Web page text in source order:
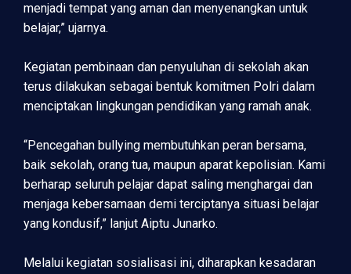
menjadi tempat yang aman dan menyenangkan untuk
belajar,” ujarnya.
Kegiatan pembinaan dan penyuluhan di sekolah akan
terus dilakukan sebagai bentuk komitmen Polri dalam
menciptakan lingkungan pendidikan yang ramah anak.
“Pencegahan bullying membutuhkan peran bersama,
baik sekolah, orang tua, maupun aparat kepolisian. Kami
berharap seluruh pelajar dapat saling menghargai dan
menjaga kebersamaan demi terciptanya situasi belajar
yang kondusif,” lanjut Aiptu Junarko.
Melalui kegiatan sosialisasi ini, diharapkan kesadaran